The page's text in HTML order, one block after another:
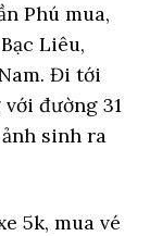
Phú mua,
Liêu,
Đi tới
đường 31
sinh ra
5k, mua vé